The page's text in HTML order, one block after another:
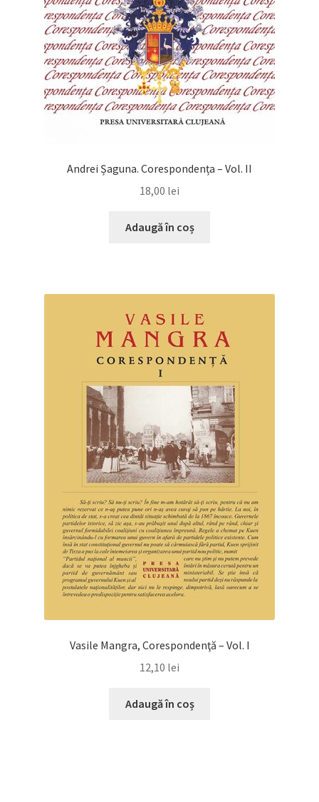
Andrei Șaguna. Corespondența – Vol. II
18,00 lei
Adaugă în coș
Vasile Mangra, Corespondenţă – Vol. I
12,10 lei
Adaugă în coș